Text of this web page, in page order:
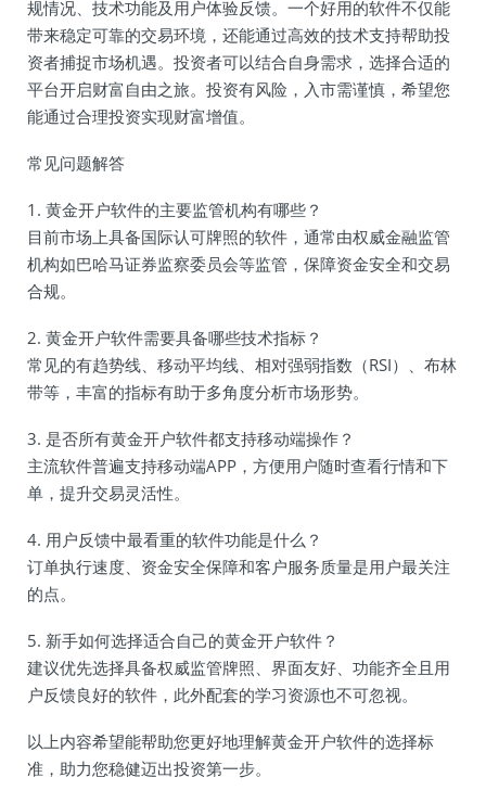
规情况、技术功能及用户体验反馈。一个好用的软件不仅能
带来稳定可靠的交易环境，还能通过高效的技术支持帮助投
资者捕捉市场机遇。投资者可以结合自身需求，选择合适的
平台开启财富自由之旅。投资有风险，入市需谨慎，希望您
能通过合理投资实现财富增值。
常见问题解答
1. 黄金开户软件的主要监管机构有哪些？
目前市场上具备国际认可牌照的软件，通常由权威金融监管
机构如巴哈马证券监察委员会等监管，保障资金安全和交易
合规。
2. 黄金开户软件需要具备哪些技术指标？
常见的有趋势线、移动平均线、相对强弱指数（RSI）、布林
带等，丰富的指标有助于多角度分析市场形势。
3. 是否所有黄金开户软件都支持移动端操作？
主流软件普遍支持移动端APP，方便用户随时查看行情和下
单，提升交易灵活性。
4. 用户反馈中最看重的软件功能是什么？
订单执行速度、资金安全保障和客户服务质量是用户最关注
的点。
5. 新手如何选择适合自己的黄金开户软件？
建议优先选择具备权威监管牌照、界面友好、功能齐全且用
户反馈良好的软件，此外配套的学习资源也不可忽视。
以上内容希望能帮助您更好地理解黄金开户软件的选择标
准，助力您稳健迈出投资第一步。